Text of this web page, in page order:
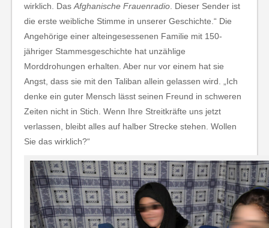
wirklich. Das Afghanische Frauenradio . Dieser Sender ist
die erste weibliche Stimme in unserer Geschichte.“ Die
Angehörige einer alteingesessenen Familie mit 150-
jähriger Stammesgeschichte hat unzählige
Morddrohungen erhalten. Aber nur vor einem hat sie
Angst, dass sie mit den Taliban allein gelassen wird. „Ich
denke ein guter Mensch lässt seinen Freund in schweren
Zeiten nicht in Stich. Wenn Ihre Streitkräfte uns jetzt
verlassen, bleibt alles auf halber Strecke stehen. Wollen
Sie das wirklich?“